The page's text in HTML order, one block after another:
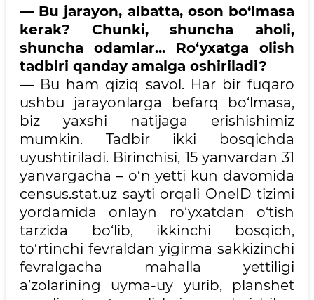
— Bu jarayon, albatta, oson bo‘lmasa
kerak? Chunki, shuncha aholi,
shuncha odamlar... Ro‘yxatga olish
tadbiri qanday amalga oshiriladi?
— Bu ham qiziq savol. Har bir fuqaro
ushbu jarayonlarga befarq bo‘lmasa,
biz yaxshi natijaga erishishimiz
mumkin. Tadbir ikki bosqichda
uyushtiriladi. Birinchisi, 15 yanvardan 31
yanvargacha – o‘n yetti kun davomida
census.stat.uz sayti orqali OneID tizimi
yordamida onlayn ro‘yxatdan o‘tish
tarzida bo‘lib, ikkinchi bosqich,
to‘rtinchi fevraldan yigirma sakkizinchi
fevralgacha mahalla yettiligi
a’zolarining uyma-uy yurib, planshet